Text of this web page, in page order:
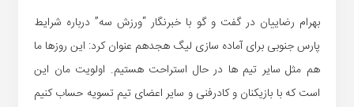
بهرام رضاییان در گفت و گو با خبرنگار “ورزش سه” درباره شرایط
پارس جنوبی برای آماده سازی لیگ هجدهم عنوان کرد: این روزها ما
هم مثل سایر تیم ها در حال استراحت هستیم. اولویت مان این
است که با بازیکنان و کادرفنی و سایر اعضای تیم تسویه حساب کنیم